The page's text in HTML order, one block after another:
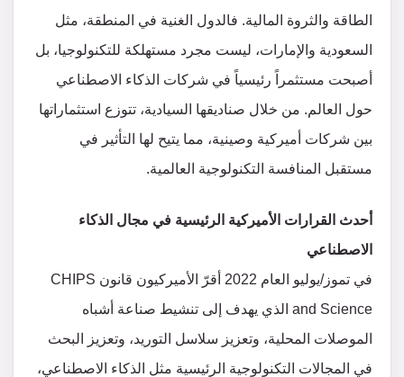
الطاقة والثروة المالية. فالدول الغنية في المنطقة، مثل
السعودية والإمارات، ليست مجرد مستهلكة للتكنولوجيا، بل
أصبحت مستثمراً رئيسياً في شركات الذكاء الاصطناعي
حول العالم. من خلال صناديقها السيادية، تتوزع استثماراتها
بين شركات أميركية وصينية، مما يتيح لها التأثير في
مستقبل المنافسة التكنولوجية العالمية.
أحدث القرارات الأميركية الرئيسية في مجال الذكاء
الاصطناعي
في تموز/يوليو العام 2022 أقرّ الأميركيون قانون CHIPS
and Science الذي يهدف إلى تنشيط صناعة أشباه
الموصلات المحلية، وتعزيز سلاسل التوريد، وتعزيز البحث
في المجالات التكنولوجية الرئيسية مثل الذكاء الاصطناعي،